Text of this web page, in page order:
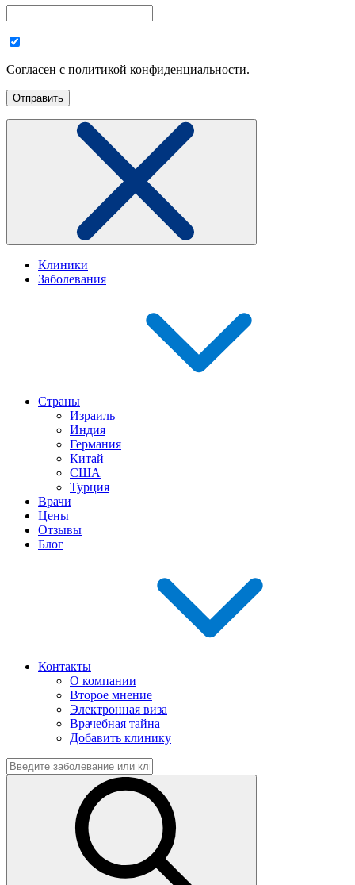
Согласен с политикой конфиденциальности.
Клиники
Заболевания
Страны
Израиль
Индия
Германия
Китай
США
Турция
Врачи
Цены
Отзывы
Блог
Контакты
О компании
Второе мнение
Электронная виза
Врачебная тайна
Добавить клинику